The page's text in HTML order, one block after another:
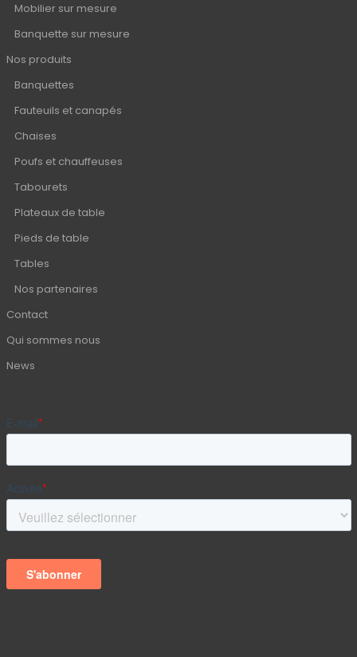
Mobilier sur mesure
Banquette sur mesure
Nos produits
Banquettes
Fauteuils et canapés
Chaises
Poufs et chauffeuses
Tabourets
Plateaux de table
Pieds de table
Tables
Nos partenaires
Contact
Qui sommes nous
News